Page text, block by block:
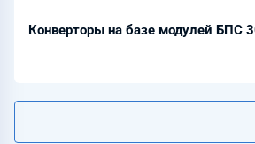
Конверторы на базе модулей БПС